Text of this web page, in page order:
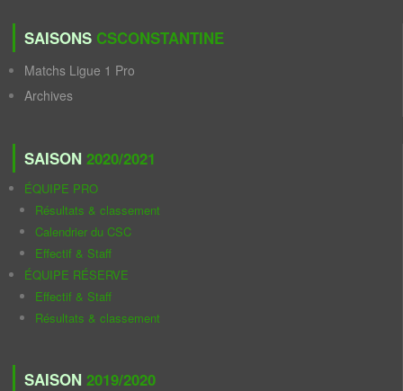
SAISONS CSCONSTANTINE
Matchs Ligue 1 Pro
Archives
SAISON 2020/2021
ÉQUIPE PRO
Résultats & classement
Calendrier du CSC
Effectif & Staff
ÉQUIPE RÉSERVE
Effectif & Staff
Résultats & classement
SAISON 2019/2020